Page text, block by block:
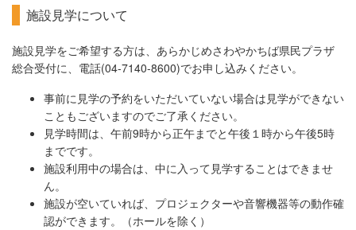
施設見学について
施設見学をご希望する方は、あらかじめさわやかちば県民プラザ
総合受付に、電話(04-7140-8600)でお申し込みください。
事前に見学の予約をいただいていない場合は見学ができない
こともございますのでご了承ください。
見学時間は、午前9時から正午までと午後１時から午後5時
までです。
施設利用中の場合は、中に入って見学することはできませ
ん。
施設が空いていれば、プロジェクターや音響機器等の動作確
認ができます。（ホールを除く）